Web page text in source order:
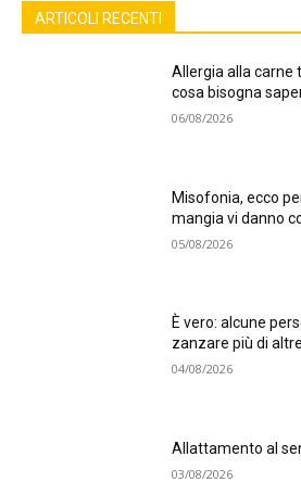
ARTICOLI RECENTI
Allergia alla carne
cosa bisogna
06/08/2026
Misofonia, ecco
mangia vi danno
05/08/2026
È vero: alcune
zanzare più di altre
04/08/2026
Allattamento al
03/08/2026